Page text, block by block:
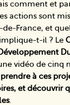
comment et
actions sont
de-France, et
t-il ? Le
vidéo de cinq
à ces
et découvrir
.